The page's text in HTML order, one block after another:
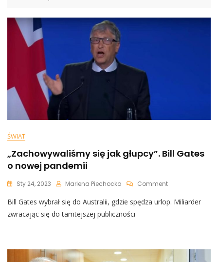
ŚWIAT
„Zachowywaliśmy się jak głupcy”. Bill Gates
o nowej pandemii
Sty 24, 2023 Marlena Piechocka CommentOn
Się
O
Nowej
Bill Gates wybrał się do Australii, gdzie spędza urlop. Miliarder
zwracając się do tamtejszej publiczności